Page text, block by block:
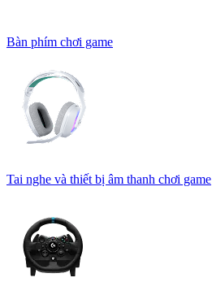
Bàn phím chơi game
Tai nghe và thiết bị âm thanh chơi game